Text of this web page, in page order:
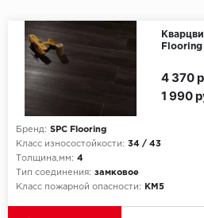
Flooring
Бренд: SPC Flooring
Класс износостойкости: 34 / 43
Толщина,мм: 4
Тип соединения: замковое
Класс пожарной опасности:
КМ5
1 990
4 370